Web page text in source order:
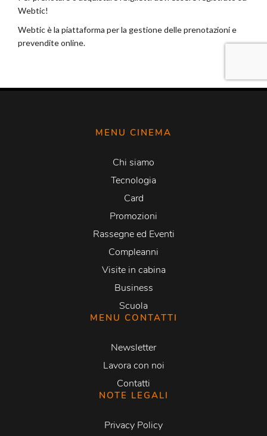
MENU CINEMA
Chi siamo
Tecnologia
Card
Promozioni
Rassegne ed Eventi
Compleanni
Visite in cabina
Business
Scuola
MENU CONTATTI
Newsletter
Lavora con noi
Contatti
NOTE LEGALI
Privacy Policy